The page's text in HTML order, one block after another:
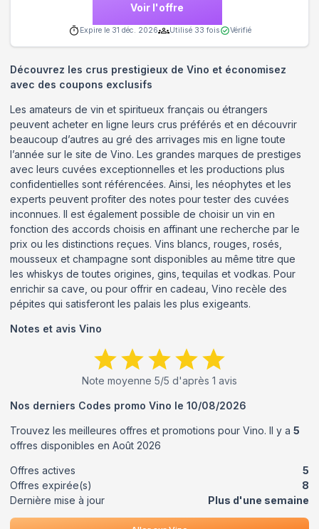
Voir l'offre
Expire le 31 déc. 2026 Utilisé 33 fois Vérifié
Découvrez les crus prestigieux de Vino et économisez
avec des coupons exclusifs
Les amateurs de vin et spiritueux français ou étrangers
peuvent acheter en ligne leurs crus préférés et en découvrir
beaucoup d’autres au gré des arrivages mis en ligne toute
l’année sur le site de Vino. Les grandes marques de prestiges
avec leurs cuvées exceptionnelles et les productions plus
confidentielles sont référencées. Ainsi, les néophytes et les
experts peuvent profiter des notes pour tester des cuvées
inconnues. Il est également possible de choisir un vin en
fonction des accords choisis en affinant une recherche par le
prix ou les distinctions reçues. Vins blancs, rouges, rosés,
mousseux et champagne sont disponibles au même titre que
les whiskys de toutes origines, gins, tequilas et vodkas. Pour
enrichir sa cave, ou pour offrir en cadeau, Vino recèle des
pépites qui satisferont les palais les plus exigeants.
Notes et avis Vino
Note moyenne 5/5 d'après 1 avis
Nos derniers Codes promo Vino le 10/08/2026
Trouvez les meilleures offres et promotions pour Vino. Il y a 5
offres disponibles en Août 2026
Offres actives
5
Offres expirée(s)
8
Dernière mise à jour
Plus d'une semaine